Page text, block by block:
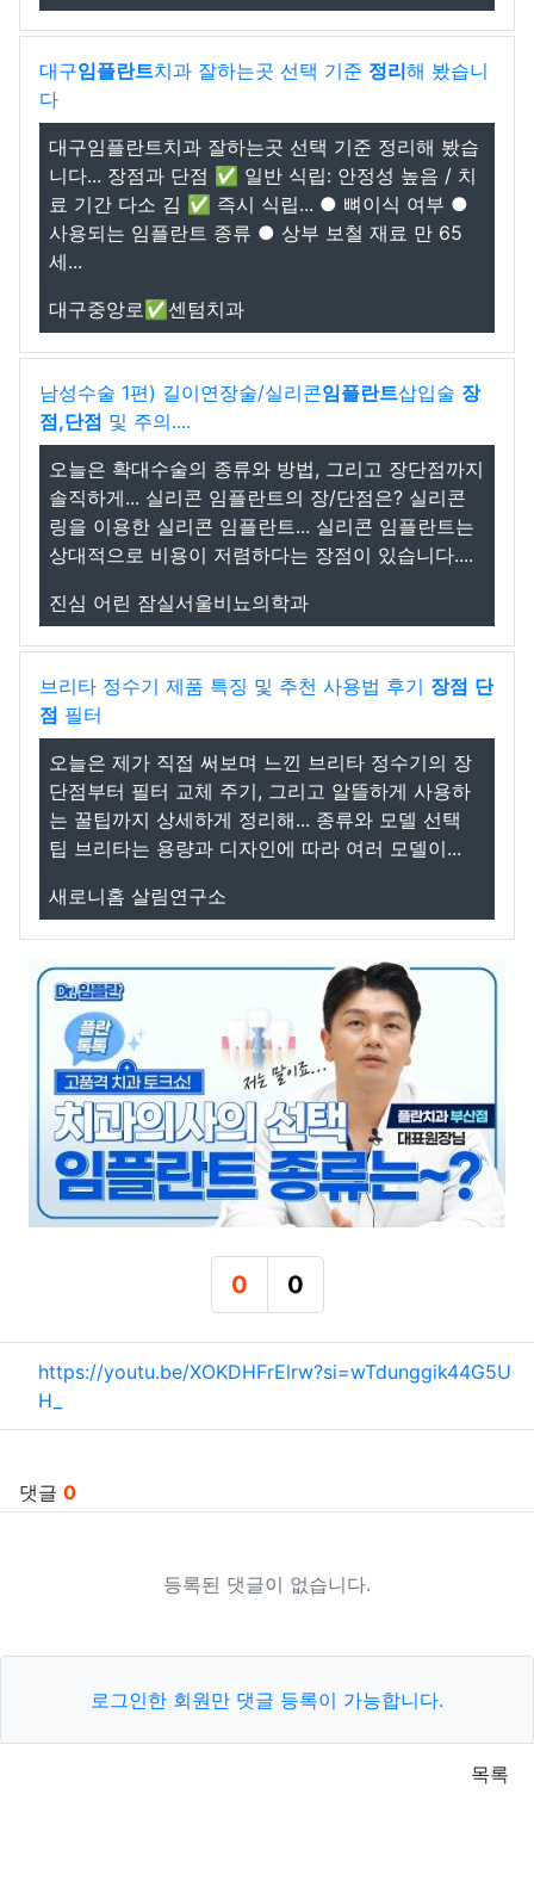
대구임플란트치과 잘하는곳 선택 기준 정리해 봤습니
다
대구임플란트치과 잘하는곳 선택 기준 정리해 봤습
니다... 장점과 단점 ✅ 일반 식립: 안정성 높음 / 치
료 기간 다소 김 ✅ 즉시 식립... ● 뼈이식 여부 ●
사용되는 임플란트 종류 ● 상부 보철 재료 만 65
세...
대구중앙로✅센텀치과
남성수술 1편) 길이연장술/실리콘임플란트삽입술 장
점,단점 및 주의....
오늘은 확대수술의 종류와 방법, 그리고 장단점까지
솔직하게... 실리콘 임플란트의 장/단점은? 실리콘
링을 이용한 실리콘 임플란트... 실리콘 임플란트는
상대적으로 비용이 저렴하다는 장점이 있습니다....
진심 어린 잠실서울비뇨의학과
브리타 정수기 제품 특징 및 추천 사용법 후기 장점 단
점 필터
오늘은 제가 직접 써보며 느낀 브리타 정수기의 장
단점부터 필터 교체 주기, 그리고 알뜰하게 사용하
는 꿀팁까지 상세하게 정리해... 종류와 모델 선택
팁 브리타는 용량과 디자인에 따라 여러 모델이...
새로니홈 살림연구소
0
추천
0
비추천
관련자료
https://youtu.be/XOKDHFrElrw?si=wTdunggik44G5U
H_
댓글 0
등록된 댓글이 없습니다.
로그인한 회원만 댓글 등록이 가능합니다.
목록